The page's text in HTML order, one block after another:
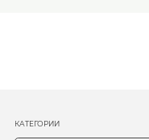
КАТЕГОРИИ